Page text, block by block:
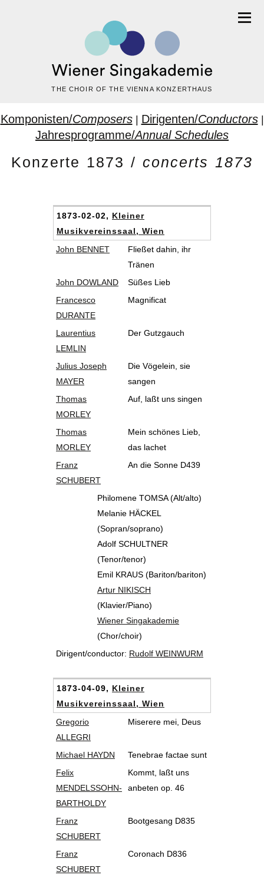
THE CHOIR OF THE VIENNA KONZERTHAUS
Komponisten/Composers| Dirigenten/Conductors|
Jahresprogramme/Annual Schedules
Konzerte 1873 / concerts 1873
1873-02-02, Kleiner
Musikvereinssaal, Wien
John BENNET
Fließet dahin, ihr
Tränen
John DOWLAND
Süßes Lieb
Francesco
DURANTE
Magnificat
Laurentius
LEMLIN
Der Gutzgauch
Julius Joseph
MAYER
Die Vögelein, sie
sangen
Thomas
MORLEY
Auf, laßt uns singen
Thomas
MORLEY
Mein schönes Lieb,
das lachet
Franz
SCHUBERT
An die Sonne D439
Philomene TOMSA (Alt/alto)
Melanie HÄCKEL
(Sopran/soprano)
Adolf SCHULTNER
(Tenor/tenor)
Emil KRAUS (Bariton/bariton)
Artur NIKISCH
(Klavier/Piano)
Wiener Singakademie
(Chor/choir)
Dirigent/conductor: Rudolf WEINWURM
1873-04-09, Kleiner
Musikvereinssaal, Wien
Gregorio
ALLEGRI
Miserere mei, Deus
Michael HAYDN
Tenebrae factae sunt
Felix
MENDELSSOHN-
BARTHOLDY
Kommt, laßt uns
anbeten op. 46
Franz
SCHUBERT
Bootgesang D835
Franz
SCHUBERT
Coronach D836